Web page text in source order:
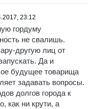
23:12
гордуму
не свалишь.
другую лиц от
Да и
будущее товарища
задавать вопросы.
долгов города к
как ни крути, а